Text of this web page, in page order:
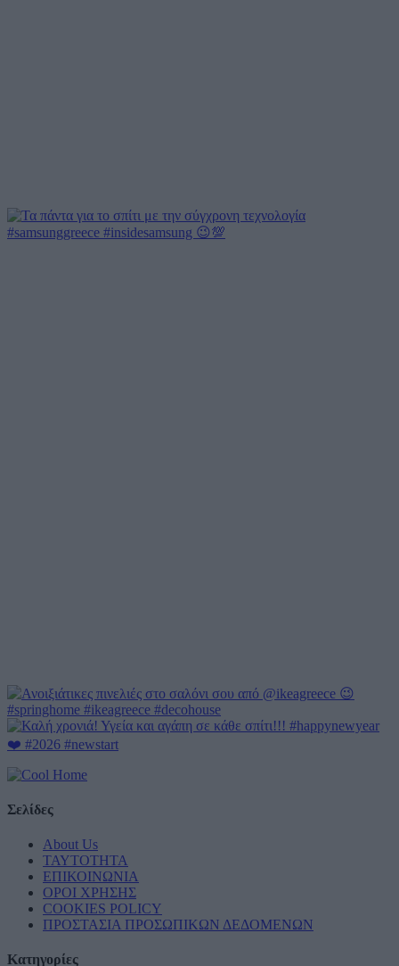
Σελίδες
About Us
ΤΑΥΤΟΤΗΤΑ
ΕΠΙΚΟΙΝΩΝΙΑ
ΟΡΟΙ ΧΡΗΣΗΣ
COOKIES POLICY
ΠΡΟΣΤΑΣΙΑ ΠΡΟΣΩΠΙΚΩΝ ΔΕΔΟΜΕΝΩΝ
Κατηγορίες